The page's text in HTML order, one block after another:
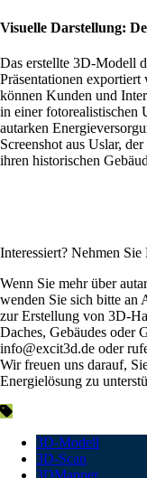
Visuelle Darstellung:
Das erstellte 3D-Modell
Präsentationen
können Kunden und
in einer fotorealistischen
autarken
Screenshot aus Uslar,
ihren historischen
Interessiert? Nehmen
Wenn Sie mehr über
wenden Sie sich bitte
zur Erstellung von 3D-
Daches, Gebäudes oder
info@excit3d.de oder
Wir freuen uns darauf,
Energielösung zu
3D-Modell
3D-Scan